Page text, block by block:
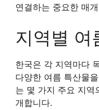
연결하는 중요한 매
지역별 여
한국은 각 지역마다
다양한 여름 특산물
는 몇 가지 주요 지역
개합니다.